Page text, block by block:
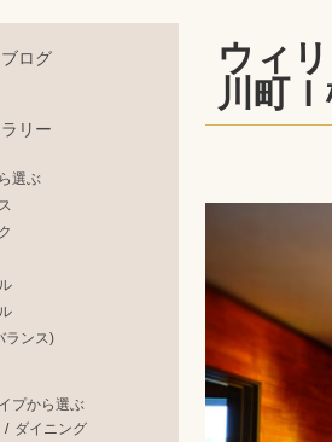
ウィ
川町
ログ
リー
選ぶ
ランス)
プから選ぶ
/ ダイニング